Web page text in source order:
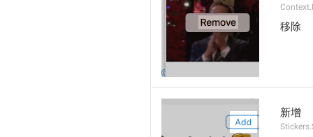
移除
新增